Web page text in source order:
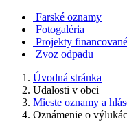
Farské oznamy
Fotogaléria
Projekty
Zvoz odpadu
Úvodná stránka
Udalosti v obci
Mieste oznamy a
Oznámenie o